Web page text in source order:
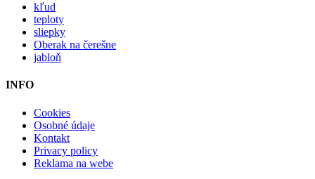
kľud
teploty
sliepky
Oberak na čerešne
jabloň
INFO
Cookies
Osobné údaje
Kontakt
Privacy policy
Reklama na webe